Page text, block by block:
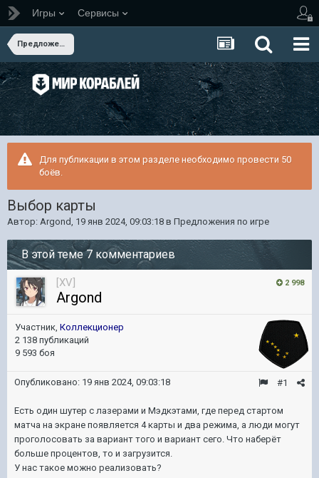
Игры Сервисы
Предложения по игре
Для публикации в этом разделе необходимо провести 50
боёв.
Выбор карты
Автор: Argond, 19 янв 2024, 09:03:18 в Предложения по игре
В этой теме 7 комментариев
2 998
[XV]
Argond
Участник, Коллекционер
2 138 публикаций
9 593 боя
#1
Опубликовано: 19 янв 2024, 09:03:18
Есть один шутер с лазерами и Мэдкэтами, где перед стартом
матча на экране появляется 4 карты и два режима, а люди могут
проголосовать за вариант того и вариант сего. Что наберёт
больше процентов, то и загрузится.
У нас такое можно реализовать?